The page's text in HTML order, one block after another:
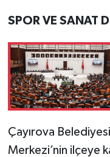
SPOR VE SANAT
Çayırova
Merkezi’nin ilçeye